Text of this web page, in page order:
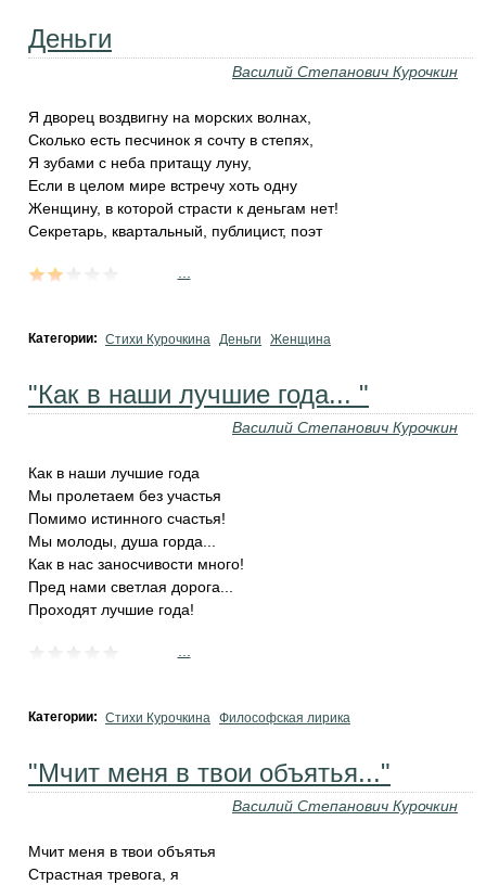
Деньги
Василий Степанович Курочкин
Я дворец воздвигну на морских волнах,
Сколько есть песчинок я сочту в степях,
Я зубами с неба притащу луну,
Если в целом мире встречу хоть одну
Женщину, в которой страсти к деньгам нет!
Секретарь, квартальный, публицист, поэт
Категории: Стихи Курочкина Деньги Женщина
"Как в наши лучшие года... "
Василий Степанович Курочкин
Как в наши лучшие года
Мы пролетаем без участья
Помимо истинного счастья!
Мы молоды, душа горда...
Как в нас заносчивости много!
Пред нами светлая дорога...
Проходят лучшие года!
Категории: Стихи Курочкина Философская лирика
"Мчит меня в твои объятья..."
Василий Степанович Курочкин
Мчит меня в твои объятья
Страстная тревога, я